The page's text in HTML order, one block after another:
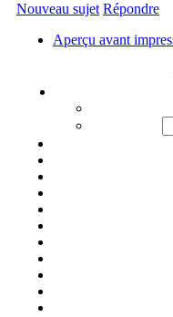
Nouveau sujet Répondre
Aperçu avant